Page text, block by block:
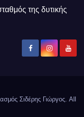
της δυτικής
Σιδέρης Γιώργος. All